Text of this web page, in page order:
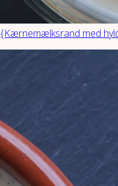
{Kærnemælksrand med